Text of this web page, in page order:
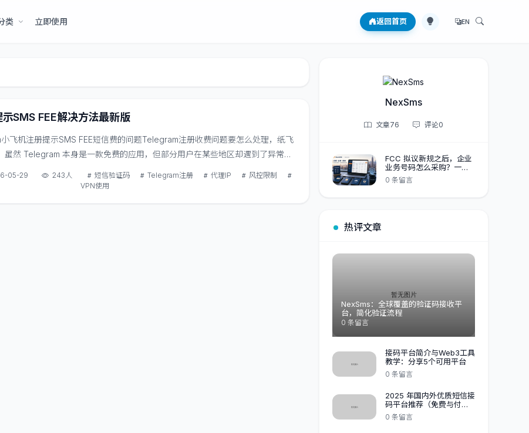
类 立即使用 返回首页 EN
SMS FEE解决方法最新版
飞机注册提示SMS FEE短信费的问题Telegram注册收费问题要怎么处理，纸飞
虽然 Telegram 本身是一款免费的应用，但部分用户在某些地区却遇到了异常收
用；其实可行的解决办法有不少。第一种： 下...
05-29
243人
短信验证码 Telegram注册 代理IP
风控限制
VPN使用
NexSms
文章76 评论0
FCC 拟议新规之后，企业
业务号码怎么采购？一份
面向供应商核验与内部台
账的实操清单
0 条留言
热评文章
NexSms：全球覆盖的验证码接收平
台，简化验证流程
0 条留言
接码平台简介与Web3工具
教学：分享5个可用平台
0 条留言
2025 年国内外优质短信接
码平台推荐（免费与付
费）
0 条留言